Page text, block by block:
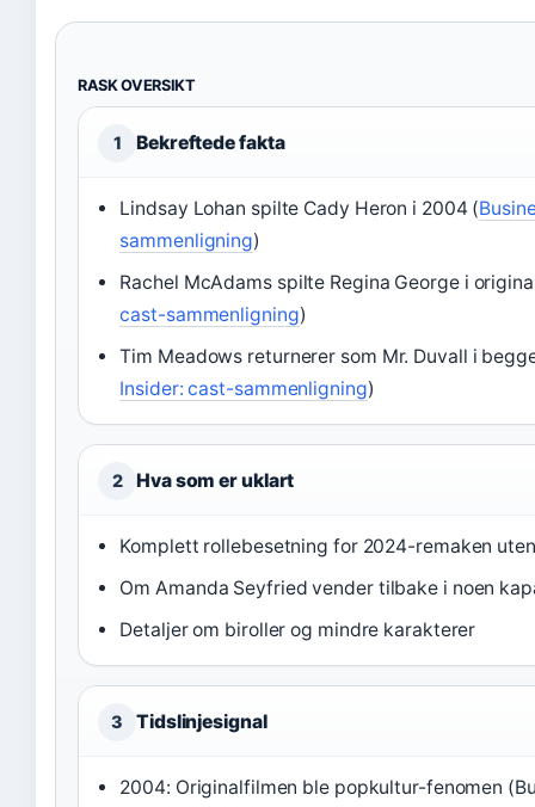
RASK OVERSIKT
1 Bekreftede fakta
Lindsay Lohan spilte Cady Heron i 2004 (
sammenligning)
Rachel McAdams spilte Regina George i
cast-sammenligning)
Tim Meadows returnerer som Mr. Duvall i
Insider: cast-sammenligning)
2 Hva som er uklart
Komplett rollebesetning for 2024-remaken
Om Amanda Seyfried vender tilbake i noen
Detaljer om biroller og mindre karakterer
3 Tidslinjesignal
2004: Originalfilmen ble popkultur-fenomen